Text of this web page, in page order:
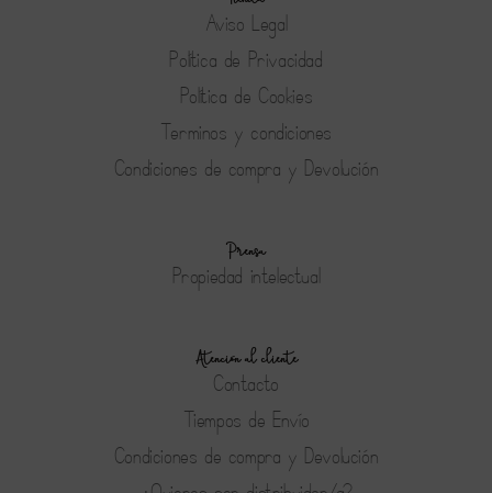
Aviso Legal
Política de Privacidad
Política de Cookies
Terminos y condiciones
Condiciones de compra y Devolución
Prensa
Propiedad intelectual
Atención al cliente
Contacto
Tiempos de Envío
Condiciones de compra y Devolución